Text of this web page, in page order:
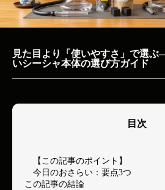
見た目より「使いやすさ」で選
いシーシャ本体の選び方ガイド
目次
【この記事のポイント】
今日のおさらい：要点3つ
この記事の結論